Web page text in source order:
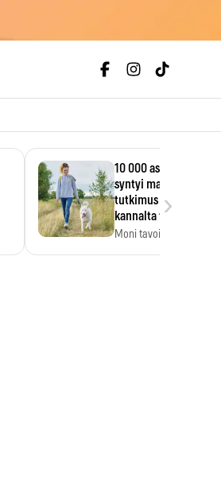
10 000 askeleen
syntyi mainoksesta –
tutkimus löysi
kannalta toisen
Moni tavoittelee 10 000
›